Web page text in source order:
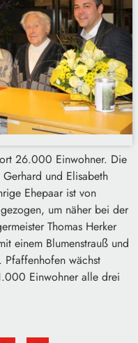
26.000 Einwohner. Die
und Elisabeth
Ehepaar ist von
um näher bei der
Thomas Herker
einem Blumenstrauß und
Pfaffenhofen wächst
Einwohner alle drei